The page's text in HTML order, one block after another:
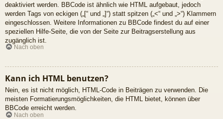
deaktiviert werden. BBCode ist ähnlich wie HTML aufgebaut, jedoch
werden Tags von eckigen („[“ und „]“) statt spitzen („<“ und „>“) Klammern
eingeschlossen. Weitere Informationen zu BBCode findest du auf einer
speziellen Hilfe-Seite, die von der Seite zur Beitragserstellung aus
zugänglich ist.
Nach oben
Kann ich HTML benutzen?
Nein, es ist nicht möglich, HTML-Code in Beiträgen zu verwenden. Die
meisten Formatierungsmöglichkeiten, die HTML bietet, können über
BBCode erreicht werden.
Nach oben